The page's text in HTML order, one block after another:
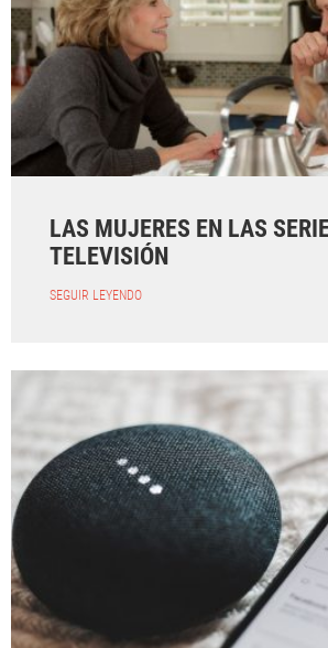
LAS MUJERES EN LAS
TELEVISIÓN
SEGUIR LEYENDO